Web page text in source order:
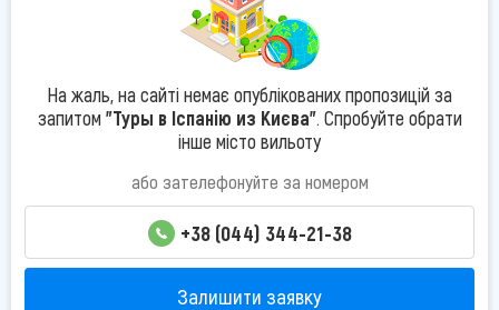
На жаль, на сайті немає опублікованих пропозицій за
запитом "Туры в Іспанію из Києва". Спробуйте обрати
інше місто вильоту
або зателефонуйте за номером
+38 (044) 344-21-38
Залишити заявку